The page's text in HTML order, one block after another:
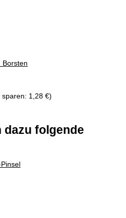
Borsten
sparen: 1,28 €)
dazu folgende